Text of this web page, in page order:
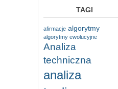
TAGI
afirmacje algorytmy
algorytmy ewolucyjne
Analiza
techniczna
analiza